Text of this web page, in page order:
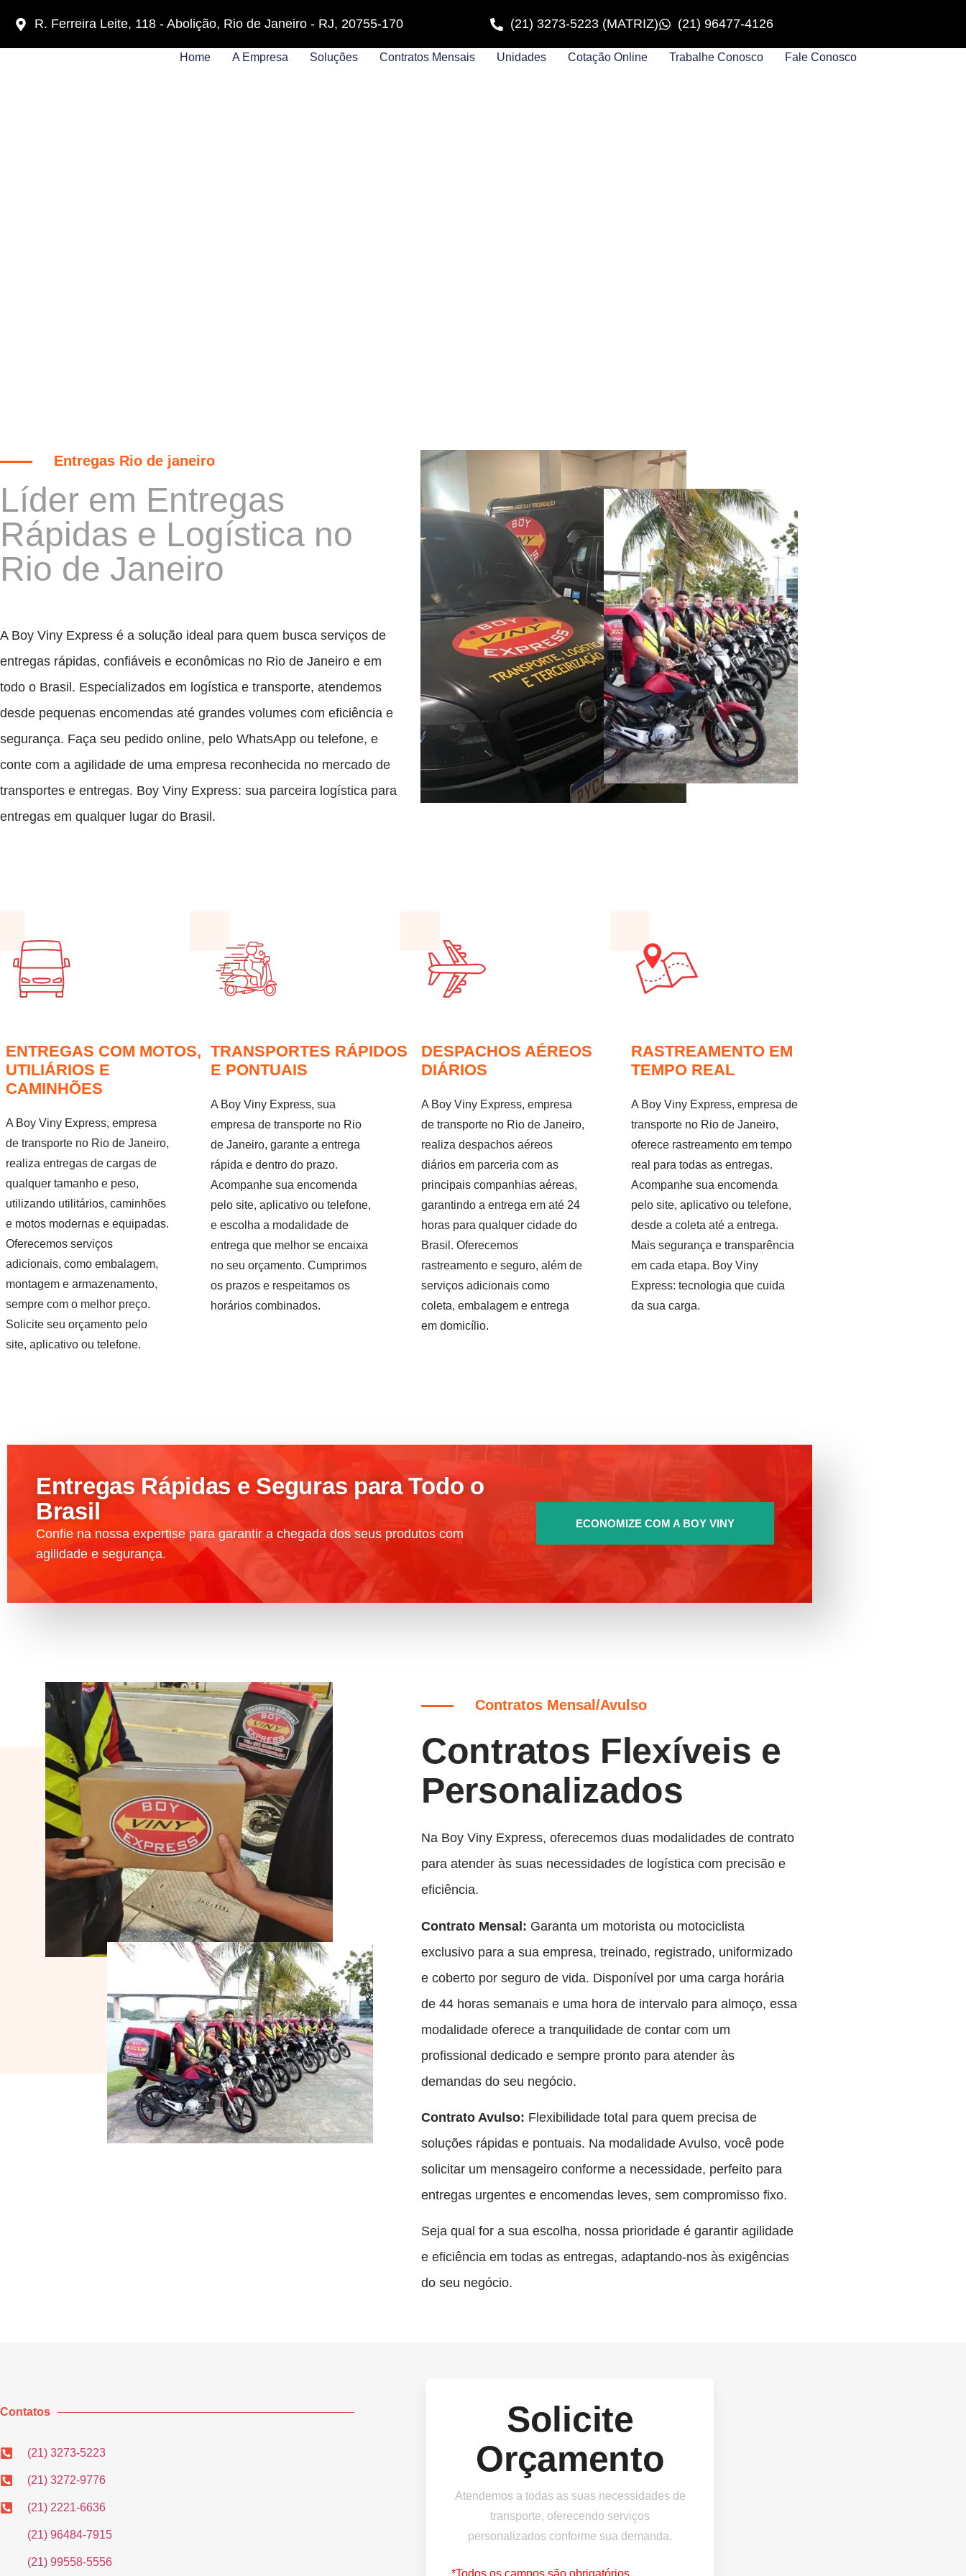
R. Ferreira Leite, 118 - Abolição, Rio de Janeiro - RJ, 20755-170 (21) 3273-5223 (MATRIZ) (21) 96477-4126
Home A Empresa Soluções Contratos Mensais Unidades Cotação Online Trabalhe Conosco Fale Conosco
Entregas Rio de janeiro
Líder em Entregas
Rápidas e Logística no
Rio de Janeiro
A Boy Viny Express é a solução ideal para quem busca serviços de
entregas rápidas, confiáveis e econômicas no Rio de Janeiro e em
todo o Brasil. Especializados em logística e transporte, atendemos
desde pequenas encomendas até grandes volumes com eficiência e
segurança. Faça seu pedido online, pelo WhatsApp ou telefone, e
conte com a agilidade de uma empresa reconhecida no mercado de
transportes e entregas. Boy Viny Express: sua parceira logística para
entregas em qualquer lugar do Brasil.
ENTREGAS COM MOTOS,
UTILIÁRIOS E
CAMINHÕES
A Boy Viny Express, empresa
de transporte no Rio de Janeiro,
realiza entregas de cargas de
qualquer tamanho e peso,
utilizando utilitários, caminhões
e motos modernas e equipadas.
Oferecemos serviços
adicionais, como embalagem,
montagem e armazenamento,
sempre com o melhor preço.
Solicite seu orçamento pelo
site, aplicativo ou telefone.
TRANSPORTES RÁPIDOS
E PONTUAIS
A Boy Viny Express, sua
empresa de transporte no Rio
de Janeiro, garante a entrega
rápida e dentro do prazo.
Acompanhe sua encomenda
pelo site, aplicativo ou telefone,
e escolha a modalidade de
entrega que melhor se encaixa
no seu orçamento. Cumprimos
os prazos e respeitamos os
horários combinados.
DESPACHOS AÉREOS
DIÁRIOS
A Boy Viny Express, empresa
de transporte no Rio de Janeiro,
realiza despachos aéreos
diários em parceria com as
principais companhias aéreas,
garantindo a entrega em até 24
horas para qualquer cidade do
Brasil. Oferecemos
rastreamento e seguro, além de
serviços adicionais como
coleta, embalagem e entrega
em domicílio.
RASTREAMENTO EM
TEMPO REAL
A Boy Viny Express, empresa de
transporte no Rio de Janeiro,
oferece rastreamento em tempo
real para todas as entregas.
Acompanhe sua encomenda
pelo site, aplicativo ou telefone,
desde a coleta até a entrega.
Mais segurança e transparência
em cada etapa. Boy Viny
Express: tecnologia que cuida
da sua carga.
Entregas Rápidas e Seguras para Todo o
Brasil
Confie na nossa expertise para garantir a chegada dos seus produtos com
agilidade e segurança.
ECONOMIZE COM A BOY VINY
Contratos Mensal/Avulso
Contratos Flexíveis e
Personalizados
Na Boy Viny Express, oferecemos duas modalidades de contrato
para atender às suas necessidades de logística com precisão e
eficiência.
Contrato Mensal: Garanta um motorista ou motociclista
exclusivo para a sua empresa, treinado, registrado, uniformizado
e coberto por seguro de vida. Disponível por uma carga horária
de 44 horas semanais e uma hora de intervalo para almoço, essa
modalidade oferece a tranquilidade de contar com um
profissional dedicado e sempre pronto para atender às
demandas do seu negócio.
Contrato Avulso: Flexibilidade total para quem precisa de
soluções rápidas e pontuais. Na modalidade Avulso, você pode
solicitar um mensageiro conforme a necessidade, perfeito para
entregas urgentes e encomendas leves, sem compromisso fixo.
Seja qual for a sua escolha, nossa prioridade é garantir agilidade
e eficiência em todas as entregas, adaptando-nos às exigências
do seu negócio.
Contatos
(21) 3273-5223
(21) 3272-9776
(21) 2221-6636
(21) 96484-7915
(21) 99558-5556
Solicite
Orçamento
Atendemos a todas as suas necessidades de
transporte, oferecendo serviços
personalizados conforme sua demanda.